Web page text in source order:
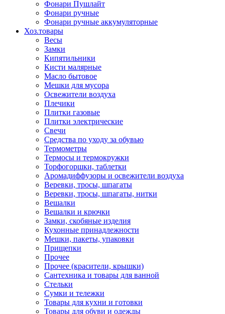
Фонари Пушлайт
Фонари ручные
Фонари ручные аккумуляторные
Хоз.товары
Весы
Замки
Кипятильники
Кисти малярные
Масло бытовое
Мешки для мусора
Освежители воздуха
Плечики
Плитки газовые
Плитки электрические
Свечи
Средства по уходу за обувью
Термометры
Термосы и термокружки
Торфогоршки, таблетки
Аромадиффузоры и освежители воздуха
Веревки, тросы, шпагаты
Веревки, тросы, шпагаты, нитки
Вешалки
Вешалки и крючки
Замки, скобяные изделия
Кухонные принадлежности
Мешки, пакеты, упаковки
Прищепки
Прочее
Прочее (красители, крышки)
Сантехника и товары для ванной
Стельки
Сумки и тележки
Товары для кухни и готовки
Товары для обуви и одежды